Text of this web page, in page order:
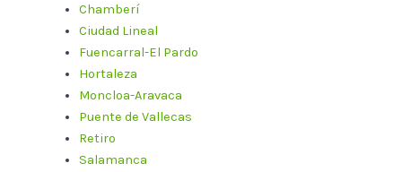
Chamberí
Ciudad Lineal
Fuencarral-El Pardo
Hortaleza
Moncloa-Aravaca
Puente de Vallecas
Retiro
Salamanca